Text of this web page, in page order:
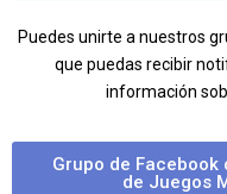
Puedes unirte a nuestros
que puedas recibir
información
Grupo de
de Juegos